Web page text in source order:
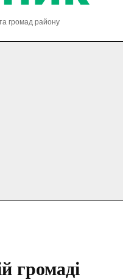
громад району
громаді